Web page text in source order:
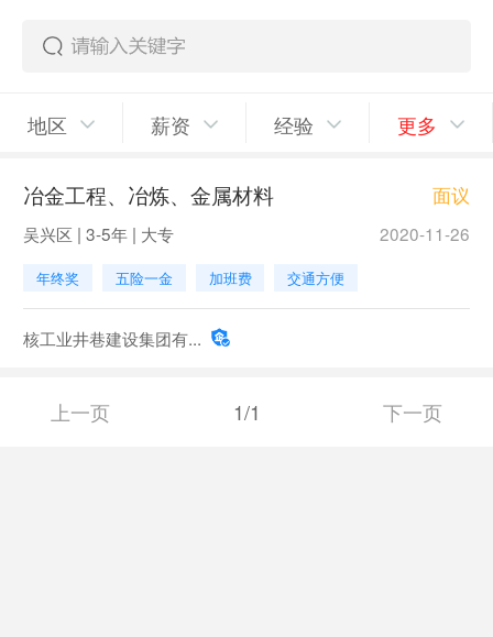
地区 薪资 经验 更多
冶金工程、冶炼、金属材料 面议
吴兴区 | 3-5年 | 大专 2020-11-26
年终奖 五险一金 加班费 交通方便
核工业井巷建设集团有...
上一页 1/1 下一页